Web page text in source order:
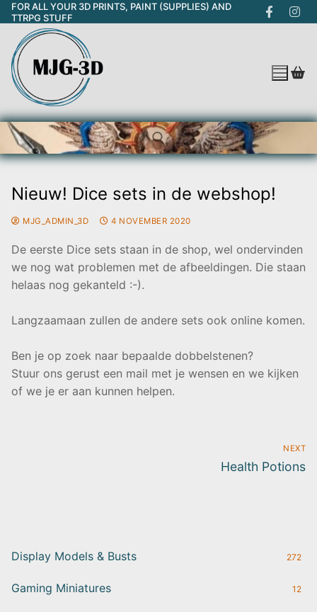
Skip
to
content
FOR ALL YOUR 3D PRINTS, PAINT (SUPPLIES) AND
TTRPG STUFF
Search for:
Nieuw! Dice sets in de webshop!
MJG_ADMIN_3D 4 NOVEMBER 2020
De eerste Dice sets staan in de shop, wel ondervinden
we nog wat problemen met de afbeeldingen. Die staan
helaas nog gekanteld :-).
Langzaamaan zullen de andere sets ook online komen.
Ben je op zoek naar bepaalde dobbelstenen?
Stuur ons gerust een mail met je wensen en we kijken
of we je er aan kunnen helpen.
NEXT
Next
Health Potions
Display Models & Busts 272
Gaming Miniatures 12